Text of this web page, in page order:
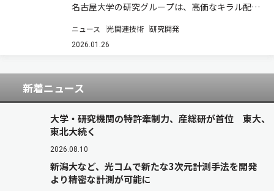
名古屋大学の研究グループは、高価なキラル配位
的なデザインの鉄（III）光触媒の開発に成功した
（ニュースリリース）。 金属光触媒は、非金属光
ニュース 光関連技術 研究開発
2026.01.26
新着ニュース
大学・研究機関の特許牽制力、産総研が首位 東大、
東北大続く
2026.08.10
新潟大など、光コムで新たな3次元計測手法を開発
より精密な計測が可能に